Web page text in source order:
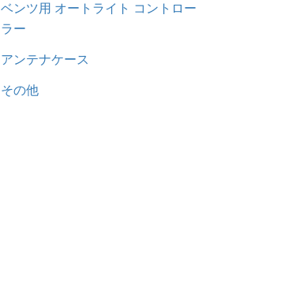
ベンツ用 オートライト コントロー
ラー
アンテナケース
その他